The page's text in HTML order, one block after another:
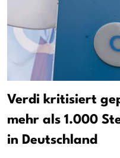
Verdi kritisiert
mehr als 1.000
in Deutschland